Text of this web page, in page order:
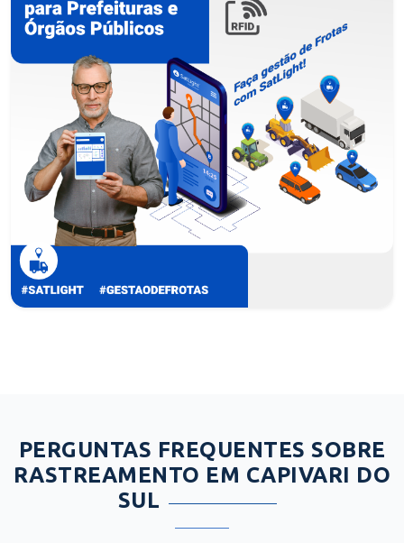
PERGUNTAS FREQUENTES SOBRE
RASTREAMENTO EM CAPIVARI DO
SUL